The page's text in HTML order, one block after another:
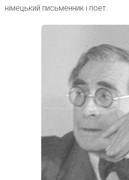
німецький письменник і поет.